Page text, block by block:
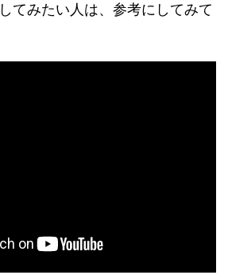
てみたい人は、参考にしてみて